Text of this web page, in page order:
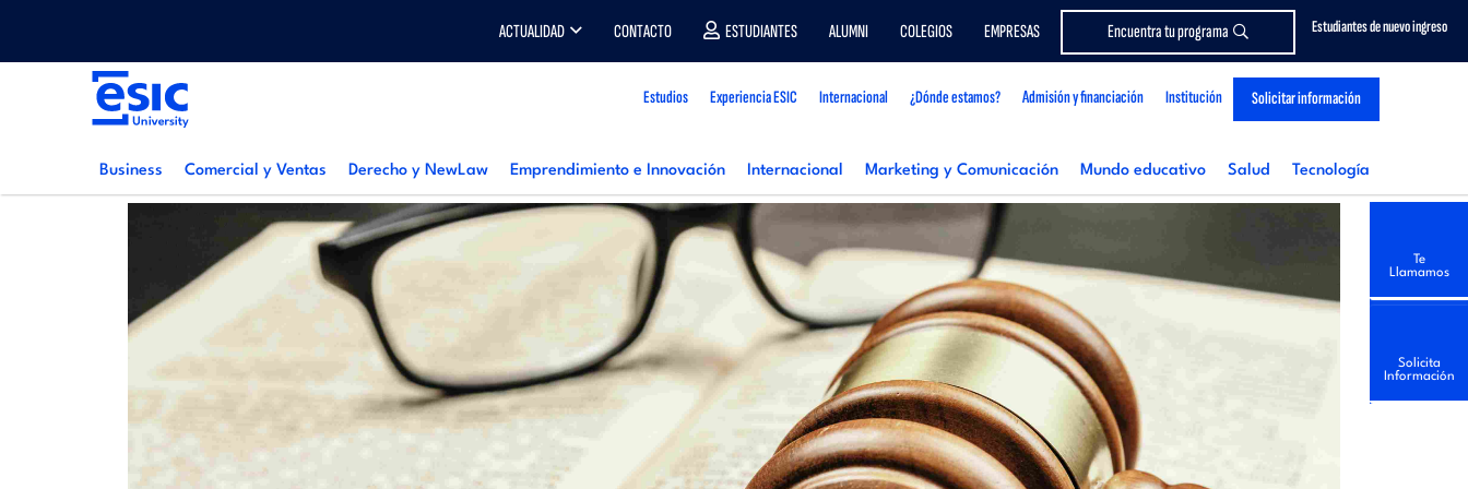
Estudiantes de nuevo ingreso
ACTUALIDAD CONTACTO ESTUDIANTES ALUMNI COLEGIOS EMPRESAS Encuentra tu programa
Estudios Experiencia ESIC Internacional ¿Dónde estamos? Admisión y financiación Institución Solicitar información
Business Comercial y Ventas Derecho y NewLaw Emprendimiento e Innovación Internacional Marketing y Comunicación Mundo educativo Salud Tecnología
Te
Llamamos
Solicita
Información